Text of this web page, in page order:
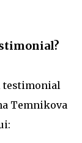
testimonial
Temnikova